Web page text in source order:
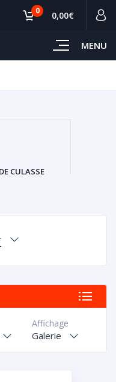
MENU
0 0,00€
CULASSE
Affichage
Galerie